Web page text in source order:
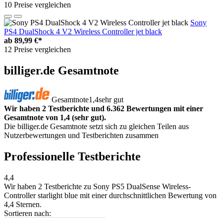
10 Preise vergleichen
Sony
PS4 DualShock 4 V2 Wireless Controller jet black
ab 89,99 €*
12 Preise vergleichen
billiger.de Gesamtnote
Gesamtnote1,4sehr gut
Wir haben 2 Testberichte und 6.362 Bewertungen mit einer
Gesamtnote von 1,4 (sehr gut).
Die billiger.de Gesamtnote setzt sich zu gleichen Teilen aus
Nutzerbewertungen und Testberichten zusammen
Professionelle Testberichte
4,4
Wir haben 2 Testberichte zu Sony PS5 DualSense Wireless-
Controller starlight blue mit einer durchschnittlichen Bewertung von
4,4 Sternen.
Sortieren nach: